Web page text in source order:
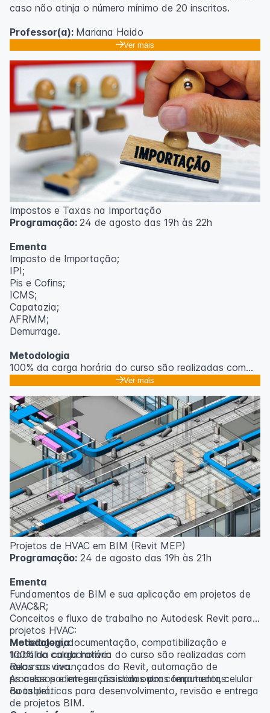
caso não atinja o número mínimo de 20 inscritos.
Professor(a): Mariana Haido
Ver mais
Impostos e Taxas na Importação
Programação: 24 de agosto das 19h às 22h
Ementa
Imposto de Importação;
IPI;
Pis e Cofins;
ICMS;
Capatazia;
AFRMM;
Demurrage.
Metodologia
100% da carga horária do curso são realizadas com
ou tablet.
Outras informações
O curso pode sofrer alteração de dados e horário e os
inscritos serão avisados ​​antecipadamente.
O IPETEC reserva-se o direito de não realizar o curso
caso não atinja o número mínimo de 20 inscritos.
Professor(a):Gabriel Damasceno
Ver mais
Projetos de HVAC em BIM (Revit MEP)
Programação: 24 de agosto das 19h às 21h
Ementa
Fundamentos de BIM e sua aplicação em projetos de
AVAC&R;
Conceitos e fluxo de trabalho no Autodesk Revit para
projetos HVAC:
Modelagem, documentação, compatibilização e
trabalho colaborativo:
Recursos avançados do Revit, automação de
processos e integração com outras ferramentas:
Boas práticas para desenvolvimento, revisão e entrega
de projetos BIM.
Metodologia
100% da carga horária do curso são realizadas com
aulas ao vivo.
As aulas podem ser assistidas por computador, celular
ou tablet.